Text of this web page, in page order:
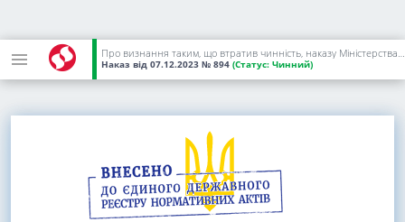
Про визнання таким, що втратив чинність, наказу Міністерства екології та природних ресурсів України від 16 жовтня 2013 року N 423
Наказ від 07.12.2023 № 894 (Статус: Чинний)